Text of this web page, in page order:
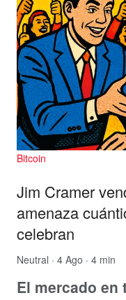
Bitcoin
Jim Cramer
amenaza
celebran
Neutral · 4 Ago · 4 min
El mercado en